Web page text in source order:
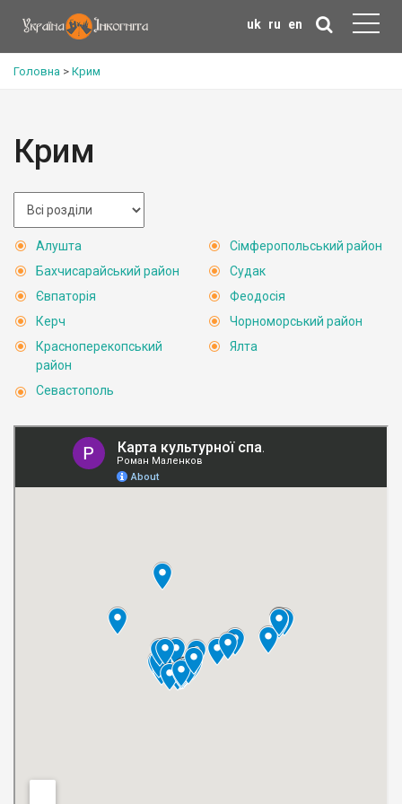
uk ru en
Головна > Крим
Крим
Алушта
Бахчисарайський район
Євпаторія
Керч
Красноперекопський
район
Севастополь
Сімферопольський район
Судак
Феодосія
Чорноморський район
Ялта